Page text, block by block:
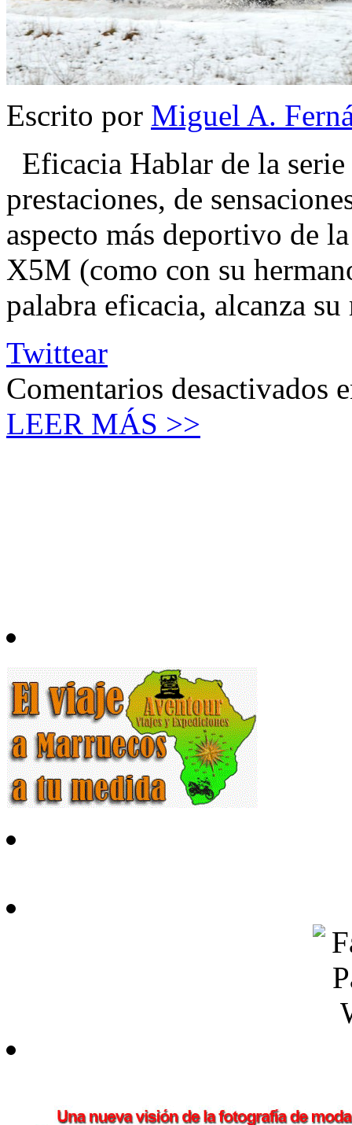
Escrito por Miguel A.
Eficacia Hablar de la
prestaciones, de
aspecto más deportivo de
X5M (como con su
palabra eficacia, alcanza
Twittear
Comentarios desactivados
LEER MÁS >>